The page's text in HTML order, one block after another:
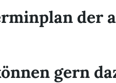
der
gern